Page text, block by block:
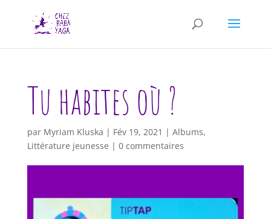
Tu habites où ?
par Myriam Kluska | Fév 19, 2021 | Albums,
Littérature jeunesse | 0 commentaires